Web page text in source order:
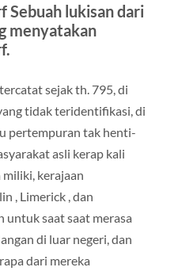
Sebuah lukisan dari
menyatakan
sejak th. 795, di
tidak teridentifikasi, di
pertempuran tak henti-
asli kerap kali
kerajaan
, Limerick , dan
untuk saat saat merasa
di luar negeri, dan
dari mereka